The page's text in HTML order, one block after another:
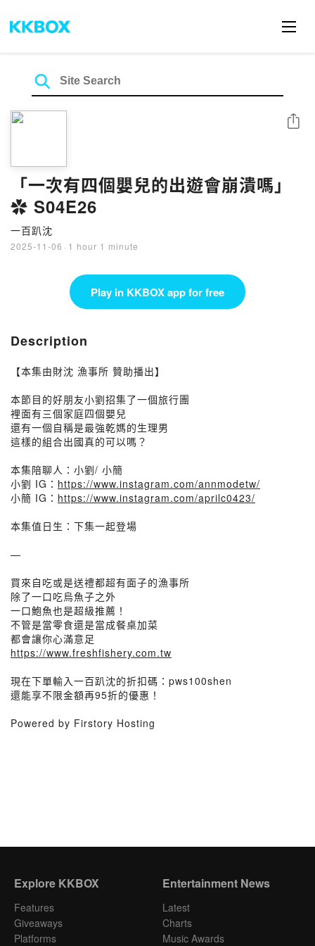
「一次有四個嬰兒的出遊會崩潰嗎」
✿ S04E26
一百趴沈
2025-11-06 · 1 hour 1 minute
Share
Play in KKBOX app for free
Description
【本集由財沈 漁事所 贊助播出】
本節目的好朋友小劉招集了一個旅行團
裡面有三個家庭四個嬰兒
還有一個自稱是最強乾媽的生理男
這樣的組合出國真的可以嗎？
本集陪聊人：小劉/ 小簡
小劉 IG： https://www.instagram.com/annmodetw/
小簡 IG： https://www.instagram.com/aprilc0423/
本集值日生：下集一起登場
—
買來自吃或是送禮都超有面子的漁事所
除了一口吃烏魚子之外
一口鮑魚也是超級推薦！
不管是當零食還是當成餐桌加菜
都會讓你心滿意足
https://www.freshfishery.com.tw
現在下單輸入一百趴沈的折扣碼：pws100shen
還能享不限金額再95折的優惠！
Powered by Firstory Hosting
Explore KKBOX
Features
Giveaways
Platforms
Entertainment News
Latest
Charts
Music Awards